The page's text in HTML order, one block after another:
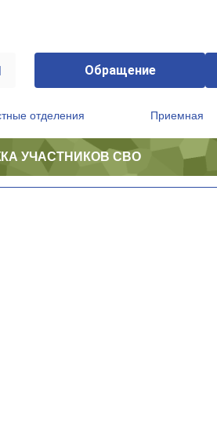
Обращение
отделения Приемная
УЧАСТНИКОВ СВО